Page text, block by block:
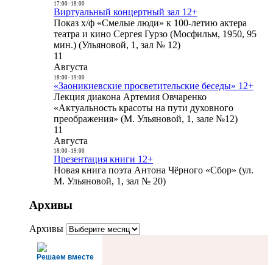
17:00- 18:00
Виртуальный концертный зал 12+
Показ х/ф «Смелые люди» к 100-летию актера
театра и кино Сергея Гурзо (Мосфильм, 1950, 95
мин.) (Ульяновой, 1, зал № 12)
11
Августа
18:00- 19:00
«Заоникиевские просветительские беседы» 12+
Лекция диакона Артемия Овчаренко
«Актуальность красоты на пути духовного
преображения» (М. Ульяновой, 1, зале №12)
11
Августа
18:00- 19:00
Презентация книги 12+
Новая книга поэта Антона Чёрного «Сбор» (ул.
М. Ульяновой, 1, зал № 20)
Архивы
Архивы
Решаем вместе